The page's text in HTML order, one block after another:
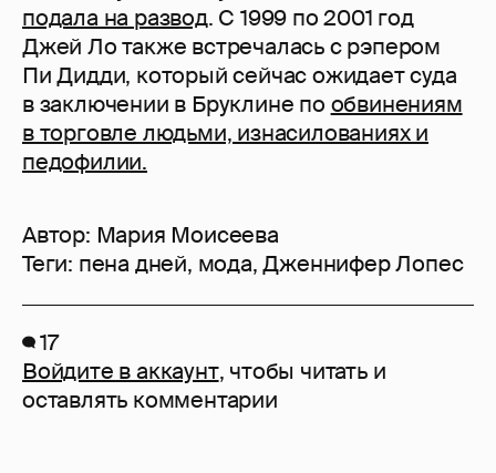
подала на развод. С 1999 по 2001 год
Джей Ло также встречалась с рэпером
Пи Дидди, который сейчас ожидает суда
в заключении в Бруклине по обвинениям
в торговле людьми, изнасилованиях и
педофилии.
Автор: Мария Моисеева
Теги: пена дней, мода,Дженнифер Лопес
17
Войдите в аккаунт, чтобы читать и
оставлять комментарии